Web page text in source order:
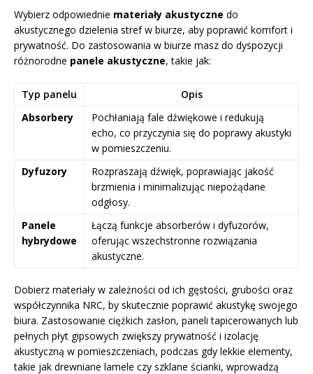
Wybierz odpowiednie materiały akustyczne do
akustycznego dzielenia stref w biurze, aby poprawić komfort i
prywatność. Do zastosowania w biurze masz do dyspozycji
różnorodne panele akustyczne, takie jak:
Typ panelu
Opis
Absorbery
Pochłaniają fale dźwiękowe i redukują
echo, co przyczynia się do poprawy akustyki
w pomieszczeniu.
Dyfuzory
Rozpraszają dźwięk, poprawiając jakość
brzmienia i minimalizując niepożądane
odgłosy.
Panele
hybrydowe
Łączą funkcje absorberów i dyfuzorów,
oferując wszechstronne rozwiązania
akustyczne.
Dobierz materiały w zależności od ich gęstości, grubości oraz
współczynnika NRC, by skutecznie poprawić akustykę swojego
biura. Zastosowanie ciężkich zasłon, paneli tapicerowanych lub
pełnych płyt gipsowych zwiększy prywatność i izolację
akustyczną w pomieszczeniach, podczas gdy lekkie elementy,
takie jak drewniane lamele czy szklane ścianki, wprowadzą